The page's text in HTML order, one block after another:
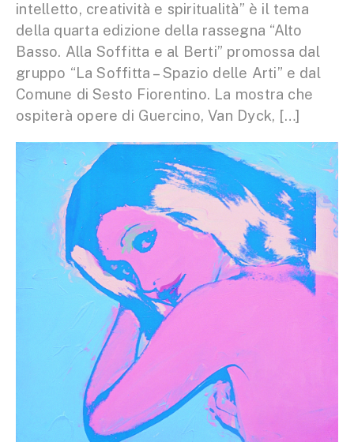
intelletto, creatività e spiritualità” è il tema
della quarta edizione della rassegna “Alto
Basso. Alla Soffitta e al Berti” promossa dal
gruppo “La Soffitta – Spazio delle Arti” e dal
Comune di Sesto Fiorentino. La mostra che
ospiterà opere di Guercino, Van Dyck, […]